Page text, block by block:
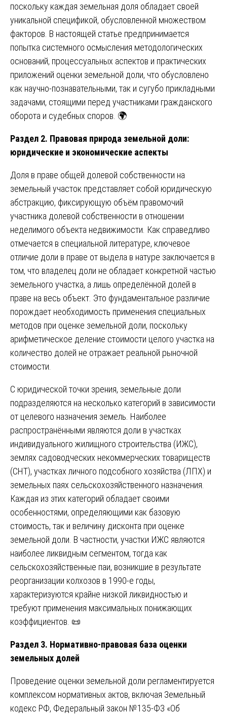
поскольку каждая земельная доля обладает своей
уникальной спецификой, обусловленной множеством
факторов. В настоящей статье предпринимается
попытка системного осмысления методологических
оснований, процессуальных аспектов и практических
приложений оценки земельной доли, что обусловлено
как научно-познавательными, так и сугубо прикладными
задачами, стоящими перед участниками гражданского
оборота и судебных споров. 🌍
Раздел 2. Правовая природа земельной доли:
юридические и экономические аспекты
Доля в праве общей долевой собственности на
земельный участок представляет собой юридическую
абстракцию, фиксирующую объём правомочий
участника долевой собственности в отношении
неделимого объекта недвижимости. Как справедливо
отмечается в специальной литературе, ключевое
отличие доли в праве от выдела в натуре заключается в
том, что владелец доли не обладает конкретной частью
земельного участка, а лишь определённой долей в
праве на весь объект. Это фундаментальное различие
порождает необходимость применения специальных
методов при оценке земельной доли, поскольку
арифметическое деление стоимости целого участка на
количество долей не отражает реальной рыночной
стоимости.
С юридической точки зрения, земельные доли
подразделяются на несколько категорий в зависимости
от целевого назначения земель. Наиболее
распространёнными являются доли в участках
индивидуального жилищного строительства (ИЖС),
землях садоводческих некоммерческих товариществ
(СНТ), участках личного подсобного хозяйства (ЛПХ) и
земельных паях сельскохозяйственного назначения.
Каждая из этих категорий обладает своими
особенностями, определяющими как базовую
стоимость, так и величину дисконта при оценке
земельной доли. В частности, участки ИЖС являются
наиболее ликвидным сегментом, тогда как
сельскохозяйственные паи, возникшие в результате
реорганизации колхозов в 1990-е годы,
характеризуются крайне низкой ликвидностью и
требуют применения максимальных понижающих
коэффициентов. 📜
Раздел 3. Нормативно-правовая база оценки
земельных долей
Проведение оценки земельной доли регламентируется
комплексом нормативных актов, включая Земельный
кодекс РФ, Федеральный закон №135-ФЗ «Об